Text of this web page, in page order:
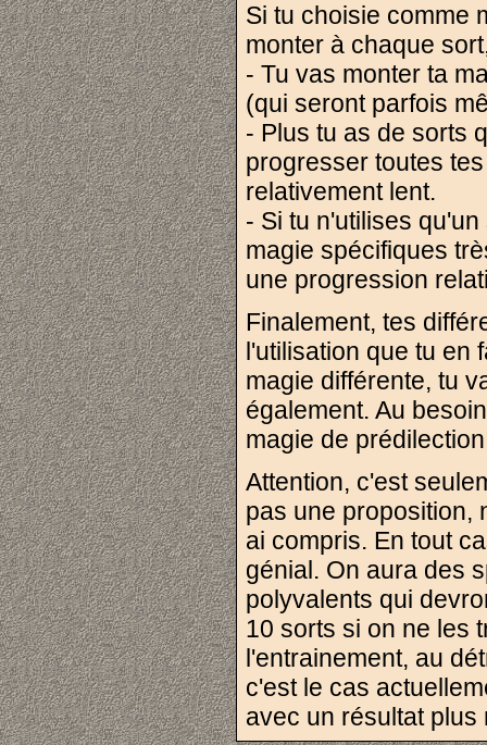
Si tu choisie comme
monter à chaque
- Tu vas monter ta
(qui seront parfois
- Plus tu as de sorts
progresser toutes
relativement lent.
- Si tu n'utilises
magie spécifiques
une progression
Finalement, tes
l'utilisation que tu en
magie différente, tu
également. Au
magie de
Attention, c'est
pas une proposition,
ai compris. En tout
génial. On aura des
polyvalents qui
10 sorts si on ne les
l'entrainement, au
c'est le cas
avec un résultat plus